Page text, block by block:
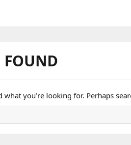
what you’re looking for. Perhaps